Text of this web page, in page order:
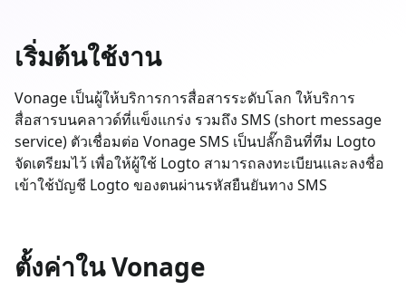
เริ่มต้นใช้งาน
Vonage เป็นผู้ให้บริการการสื่อสารระดับโลก ให้บริการ
สื่อสารบนคลาวด์ที่แข็งแกร่ง รวมถึง SMS (short message
service) ตัวเชื่อมต่อ Vonage SMS เป็นปลั๊กอินที่ทีม Logto
จัดเตรียมไว้ เพื่อให้ผู้ใช้ Logto สามารถลงทะเบียนและลงชื่อ
เข้าใช้บัญชี Logto ของตนผ่านรหัสยืนยันทาง SMS
ตั้งค่าใน Vonage